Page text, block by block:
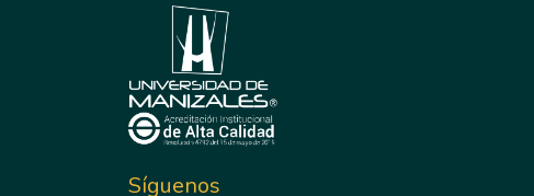
Síguenos